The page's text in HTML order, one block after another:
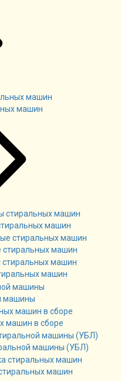
машин
машин
стиральных машин
машин
машины
машин в сборе
машины (УБЛ)
машин